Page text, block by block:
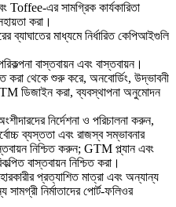
Toffee-এর সামগ্রিক কার্যকারিতা
করা।
ব্যাঘাতের মাধ্যমে নির্ধারিত কেপিআইগুলি
বাস্তবায়ন এবং বাস্তবায়ন।
করা থেকে শুরু করে, অনবোর্ডিং, উদ্ভাবনী
ডিজাইন করা, ব্যবস্থাপনা অনুমোদন
নির্দেশনা ও পরিচালনা করুন,
ব্যস্ততা এবং রাজস্ব সম্ভাবনার
নিশ্চিত করুন; GTM প্ল্যান এবং
বাস্তবায়ন নিশ্চিত করা।
প্রত্যাশিত মাত্রা এবং অন্যান্য
নির্মাতাদের পোর্ট-ফলিওর